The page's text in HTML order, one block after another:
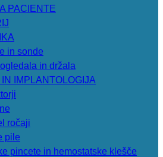
PACIENTE
in sonde
in držala
IN IMPLANTOLOGIJA
ročaji
pile
pincete in hemostatske klešče